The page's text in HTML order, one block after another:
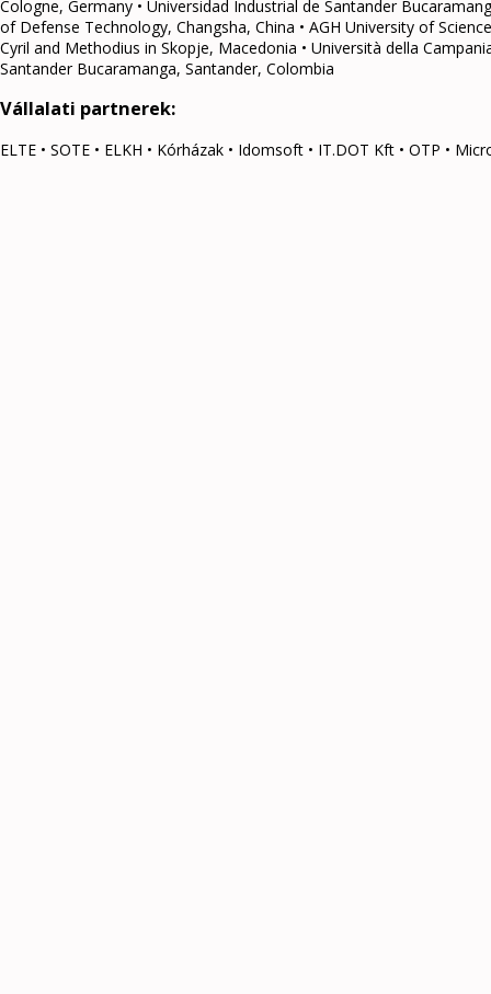
Cologne, Germany • Universidad Industrial de Santander
of Defense Technology, Changsha, China • AGH University of
Cyril and Methodius in Skopje, Macedonia • Università della
Santander Bucaramanga, Santander, Colombia
Vállalati partnerek:
ELTE • SOTE • ELKH • Kórházak • Idomsoft • IT.DOT Kft • OTP •